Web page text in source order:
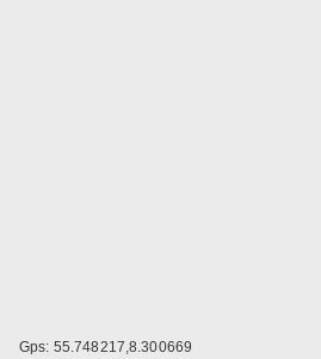
Gps: 55.748217,8.300669